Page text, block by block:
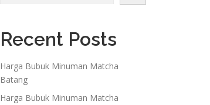
Recent Posts
Harga Bubuk Minuman Matcha
Batang
Harga Bubuk Minuman Matcha